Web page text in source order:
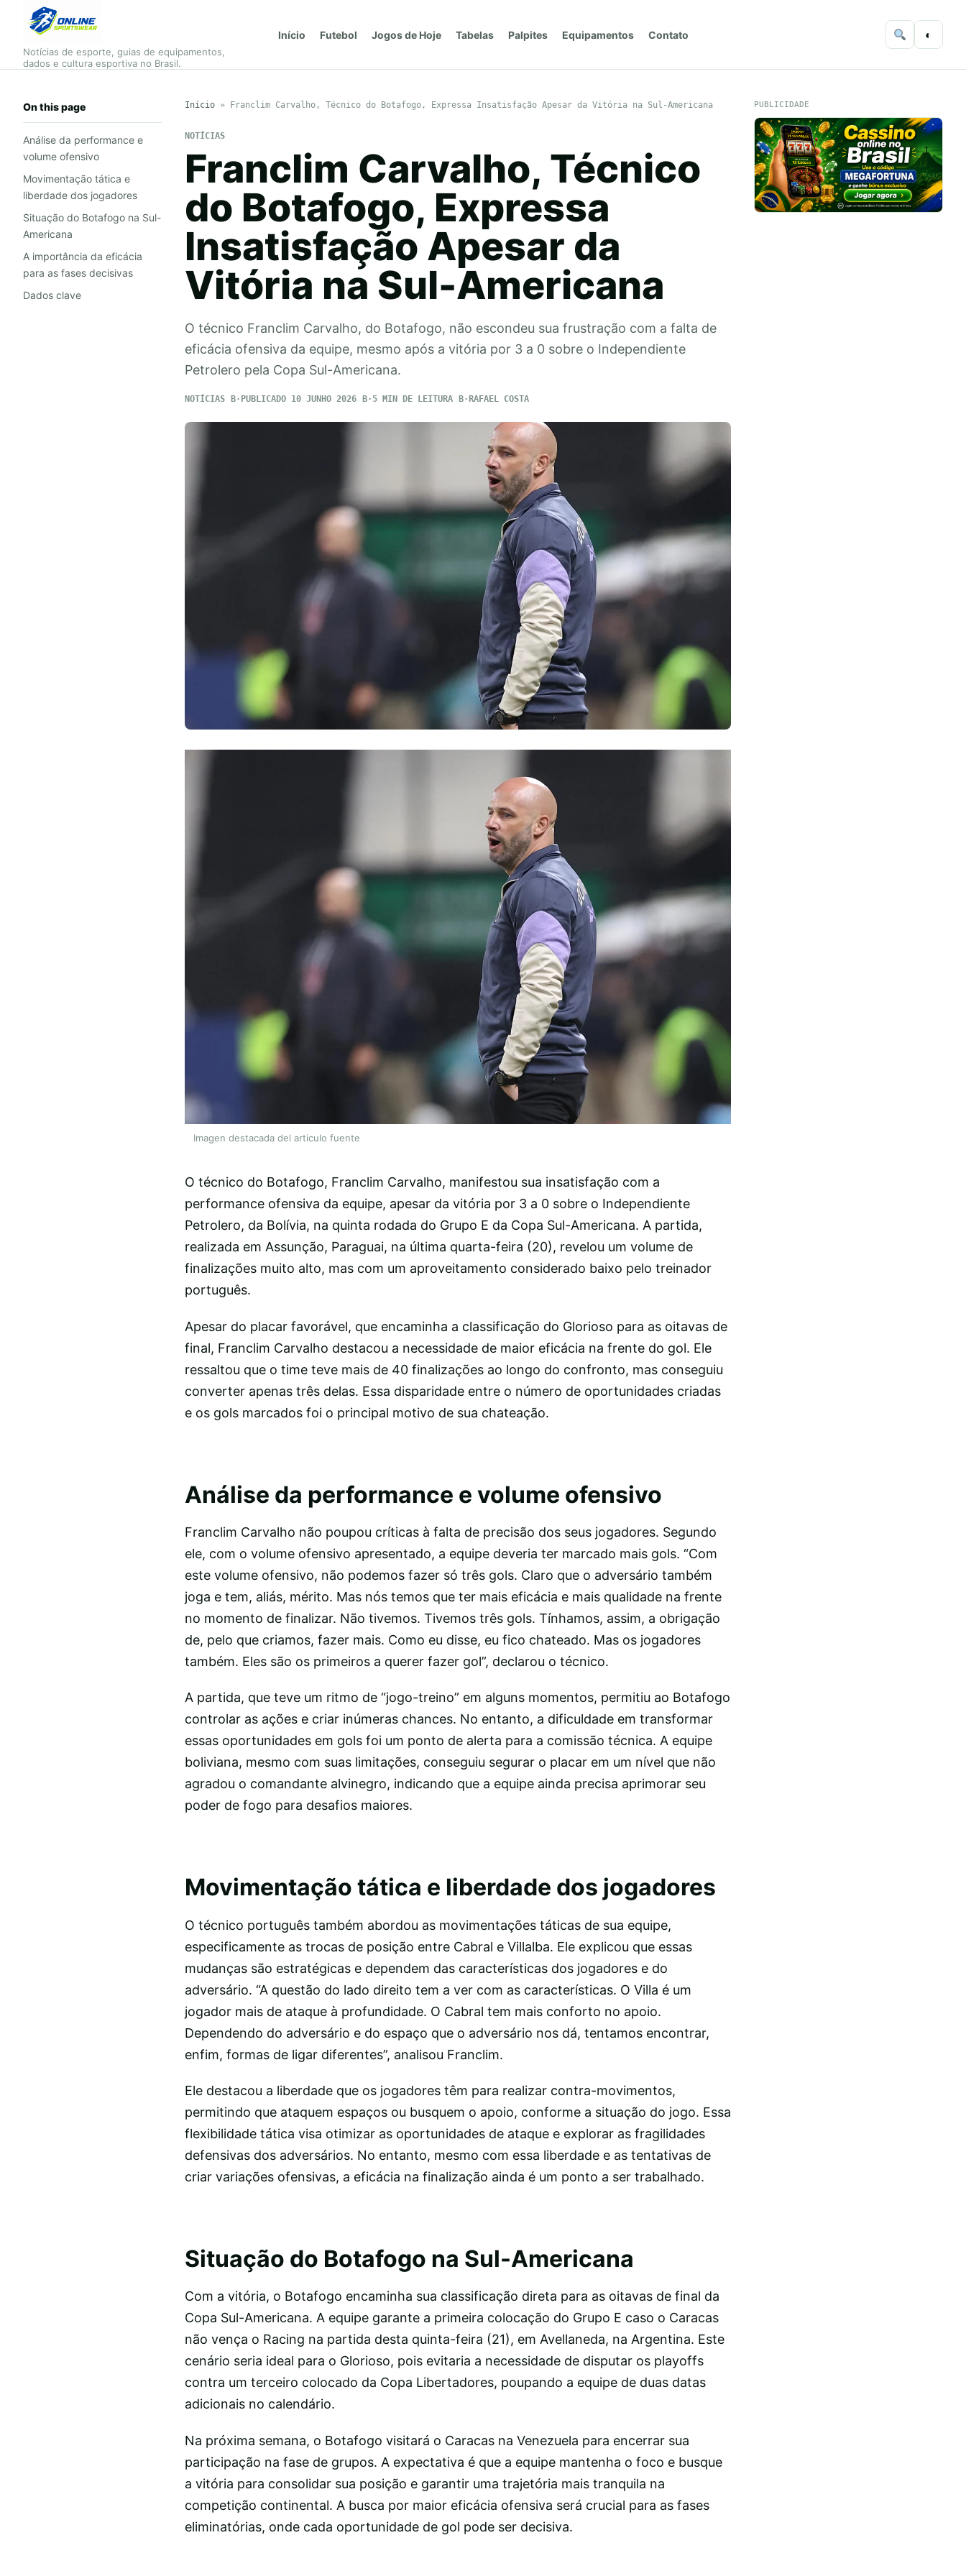
Notícias de esporte, guias de equipamentos,
dados e cultura esportiva no Brasil.
Início Futebol Jogos de Hoje Tabelas Palpites Equipamentos Contato ◐
On this page
Análise da performance e
volume ofensivo
Movimentação tática e
liberdade dos jogadores
Situação do Botafogo na Sul-
Americana
A importância da eficácia
para as fases decisivas
Dados clave
Início» Franclim Carvalho, Técnico do Botafogo, Expressa Insatisfação Apesar da Vitória na Sul-Americana
NOTÍCIAS
Franclim Carvalho, Técnico
do Botafogo, Expressa
Insatisfação Apesar da
Vitória na Sul-Americana
O técnico Franclim Carvalho, do Botafogo, não escondeu sua frustração com a falta de
eficácia ofensiva da equipe, mesmo após a vitória por 3 a 0 sobre o Independiente
Petrolero pela Copa Sul-Americana.
NOTÍCIAS PUBLICADO 10 JUNHO 2026 5 MIN DE LEITURA RAFAEL COSTA
Imagen destacada del articulo fuente
O técnico do Botafogo, Franclim Carvalho, manifestou sua insatisfação com a
performance ofensiva da equipe, apesar da vitória por 3 a 0 sobre o Independiente
Petrolero, da Bolívia, na quinta rodada do Grupo E da Copa Sul-Americana. A partida,
realizada em Assunção, Paraguai, na última quarta-feira (20), revelou um volume de
finalizações muito alto, mas com um aproveitamento considerado baixo pelo treinador
português.
Apesar do placar favorável, que encaminha a classificação do Glorioso para as oitavas de
final, Franclim Carvalho destacou a necessidade de maior eficácia na frente do gol. Ele
ressaltou que o time teve mais de 40 finalizações ao longo do confronto, mas conseguiu
converter apenas três delas. Essa disparidade entre o número de oportunidades criadas
e os gols marcados foi o principal motivo de sua chateação.
Análise da performance e volume ofensivo
Franclim Carvalho não poupou críticas à falta de precisão dos seus jogadores. Segundo
ele, com o volume ofensivo apresentado, a equipe deveria ter marcado mais gols. “Com
este volume ofensivo, não podemos fazer só três gols. Claro que o adversário também
joga e tem, aliás, mérito. Mas nós temos que ter mais eficácia e mais qualidade na frente
no momento de finalizar. Não tivemos. Tivemos três gols. Tínhamos, assim, a obrigação
de, pelo que criamos, fazer mais. Como eu disse, eu fico chateado. Mas os jogadores
também. Eles são os primeiros a querer fazer gol”, declarou o técnico.
A partida, que teve um ritmo de “jogo-treino” em alguns momentos, permitiu ao Botafogo
controlar as ações e criar inúmeras chances. No entanto, a dificuldade em transformar
essas oportunidades em gols foi um ponto de alerta para a comissão técnica. A equipe
boliviana, mesmo com suas limitações, conseguiu segurar o placar em um nível que não
agradou o comandante alvinegro, indicando que a equipe ainda precisa aprimorar seu
poder de fogo para desafios maiores.
Movimentação tática e liberdade dos jogadores
O técnico português também abordou as movimentações táticas de sua equipe,
especificamente as trocas de posição entre Cabral e Villalba. Ele explicou que essas
mudanças são estratégicas e dependem das características dos jogadores e do
adversário. “A questão do lado direito tem a ver com as características. O Villa é um
jogador mais de ataque à profundidade. O Cabral tem mais conforto no apoio.
Dependendo do adversário e do espaço que o adversário nos dá, tentamos encontrar,
enfim, formas de ligar diferentes”, analisou Franclim.
Ele destacou a liberdade que os jogadores têm para realizar contra-movimentos,
permitindo que ataquem espaços ou busquem o apoio, conforme a situação do jogo. Essa
flexibilidade tática visa otimizar as oportunidades de ataque e explorar as fragilidades
defensivas dos adversários. No entanto, mesmo com essa liberdade e as tentativas de
criar variações ofensivas, a eficácia na finalização ainda é um ponto a ser trabalhado.
Situação do Botafogo na Sul-Americana
Com a vitória, o Botafogo encaminha sua classificação direta para as oitavas de final da
Copa Sul-Americana. A equipe garante a primeira colocação do Grupo E caso o Caracas
não vença o Racing na partida desta quinta-feira (21), em Avellaneda, na Argentina. Este
cenário seria ideal para o Glorioso, pois evitaria a necessidade de disputar os playoffs
contra um terceiro colocado da Copa Libertadores, poupando a equipe de duas datas
adicionais no calendário.
Na próxima semana, o Botafogo visitará o Caracas na Venezuela para encerrar sua
participação na fase de grupos. A expectativa é que a equipe mantenha o foco e busque
a vitória para consolidar sua posição e garantir uma trajetória mais tranquila na
competição continental. A busca por maior eficácia ofensiva será crucial para as fases
eliminatórias, onde cada oportunidade de gol pode ser decisiva.
PUBLICIDADE